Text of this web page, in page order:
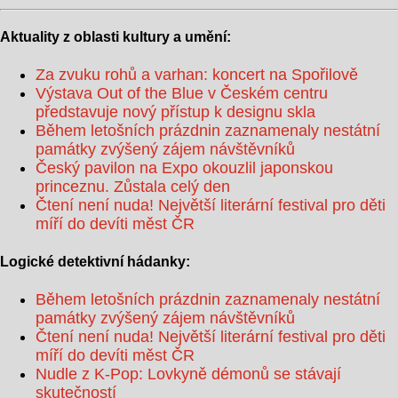
Aktuality z oblasti kultury a umění:
Za zvuku rohů a varhan: koncert na Spořilově
Výstava Out of the Blue v Českém centru
představuje nový přístup k designu skla
Během letošních prázdnin zaznamenaly nestátní
památky zvýšený zájem návštěvníků
Český pavilon na Expo okouzlil japonskou
princeznu. Zůstala celý den
Čtení není nuda! Největší literární festival pro děti
míří do devíti měst ČR
Logické detektivní hádanky:
Během letošních prázdnin zaznamenaly nestátní
památky zvýšený zájem návštěvníků
Čtení není nuda! Největší literární festival pro děti
míří do devíti měst ČR
Nudle z K-Pop: Lovkyně démonů se stávají
skutečností